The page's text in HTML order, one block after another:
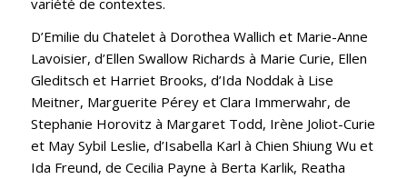
D’Emilie du Chatelet à Dorothea Wallich et Marie-Anne
Lavoisier, d’Ellen Swallow Richards à Marie Curie, Ellen
Gleditsch et Harriet Brooks, d’Ida Noddak à Lise
Meitner, Marguerite Pérey et Clara Immerwahr, de
Stephanie Horovitz à Margaret Todd, Irène Joliot-Curie
et May Sybil Leslie, d’Isabella Karl à Chien Shiung Wu et
Ida Freund, de Cecilia Payne à Berta Karlik, Reatha